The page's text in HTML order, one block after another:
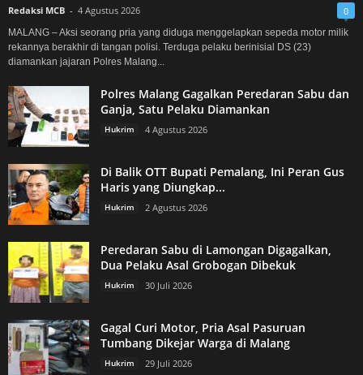
Redaksi MCB - 4 Agustus 2026 0
MALANG – Aksi seorang pria yang diduga menggelapkan sepeda motor milik
rekannya berakhir di tangan polisi. Terduga pelaku berinisial DS (23)
diamankan jajaran Polres Malang...
Polres Malang Gagalkan Peredaran Sabu dan
Ganja, Satu Pelaku Diamankan
Hukrim 4 Agustus 2026
Di Balik OTT Bupati Pemalang, Ini Peran Gus
Haris yang Diungkap...
Hukrim 2 Agustus 2026
Peredaran Sabu di Lamongan Digagalkan,
Dua Pelaku Asal Grobogan Dibekuk
Hukrim 30 Juli 2026
Gagal Curi Motor, Pria Asal Pasuruan
Tumbang Dikejar Warga di Malang
Hukrim 29 Juli 2026